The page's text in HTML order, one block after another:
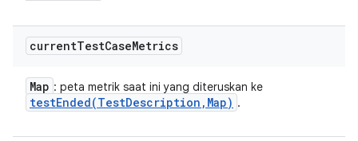
currentTestCaseMetrics
Map : peta metrik saat ini yang diteruskan ke
testEnded(TestDescription , Map) .